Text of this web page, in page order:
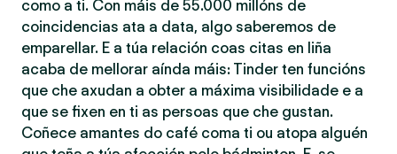
como a ti. Con máis de 55.000 millóns de
coincidencias ata a data, algo saberemos de
emparellar. E a túa relación coas citas en liña
acaba de mellorar aínda máis: Tinder ten funcións
que che axudan a obter a máxima visibilidade e a
que se fixen en ti as persoas que che gustan.
Coñece amantes do café coma ti ou atopa alguén